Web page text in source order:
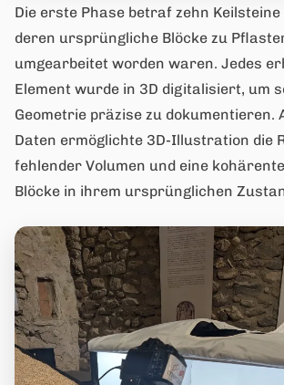
Die erste Phase betraf zehn Keilsteine
deren ursprüngliche Blöcke zu
umgearbeitet worden waren. Jedes
Element wurde in 3D digitalisiert, um
Geometrie präzise zu dokumentieren.
Daten ermöglichte 3D-Illustration die
fehlender Volumen und eine
Blöcke in ihrem ursprünglichen